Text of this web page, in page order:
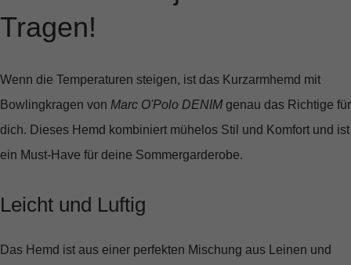
Tragen!
Wenn die Temperaturen steigen, ist das Kurzarmhemd mit
Bowlingkragen von Marc O'Polo DENIM genau das Richtige für
dich. Dieses Hemd kombiniert mühelos Stil und Komfort und ist
ein Must-Have für deine Sommergarderobe.
Leicht und Luftig
Das Hemd ist aus einer perfekten Mischung aus Leinen und